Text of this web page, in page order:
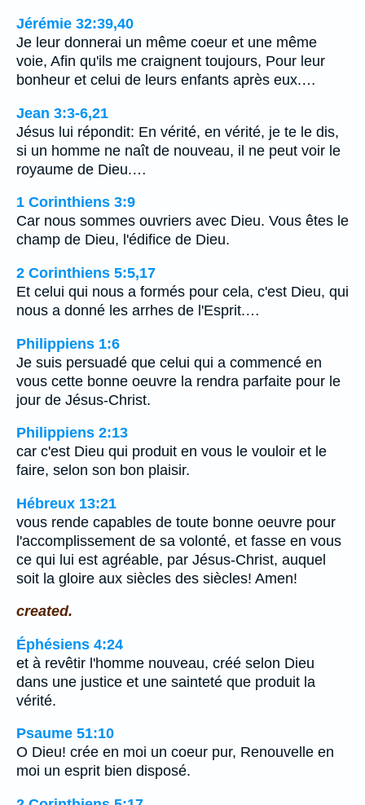
Jérémie 32:39,40
Je leur donnerai un même coeur et une même
voie, Afin qu'ils me craignent toujours, Pour leur
bonheur et celui de leurs enfants après eux.…
Jean 3:3-6,21
Jésus lui répondit: En vérité, en vérité, je te le dis,
si un homme ne naît de nouveau, il ne peut voir le
royaume de Dieu.…
1 Corinthiens 3:9
Car nous sommes ouvriers avec Dieu. Vous êtes le
champ de Dieu, l'édifice de Dieu.
2 Corinthiens 5:5,17
Et celui qui nous a formés pour cela, c'est Dieu, qui
nous a donné les arrhes de l'Esprit.…
Philippiens 1:6
Je suis persuadé que celui qui a commencé en
vous cette bonne oeuvre la rendra parfaite pour le
jour de Jésus-Christ.
Philippiens 2:13
car c'est Dieu qui produit en vous le vouloir et le
faire, selon son bon plaisir.
Hébreux 13:21
vous rende capables de toute bonne oeuvre pour
l'accomplissement de sa volonté, et fasse en vous
ce qui lui est agréable, par Jésus-Christ, auquel
soit la gloire aux siècles des siècles! Amen!
created.
Éphésiens 4:24
et à revêtir l'homme nouveau, créé selon Dieu
dans une justice et une sainteté que produit la
vérité.
Psaume 51:10
O Dieu! crée en moi un coeur pur, Renouvelle en
moi un esprit bien disposé.